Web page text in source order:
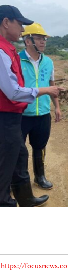
https://